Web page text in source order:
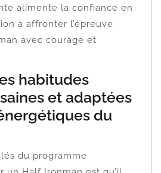
alimente la confiance en
à affronter l’épreuve
avec courage et
habitudes
et adaptées
du
du programme